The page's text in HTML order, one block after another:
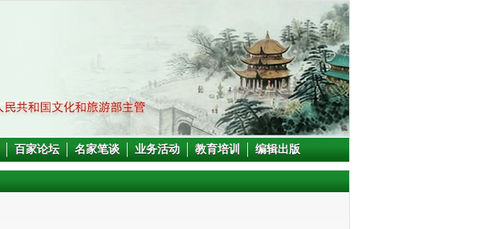
百家论坛 名家笔谈 业务活动 教育培训 编辑出版